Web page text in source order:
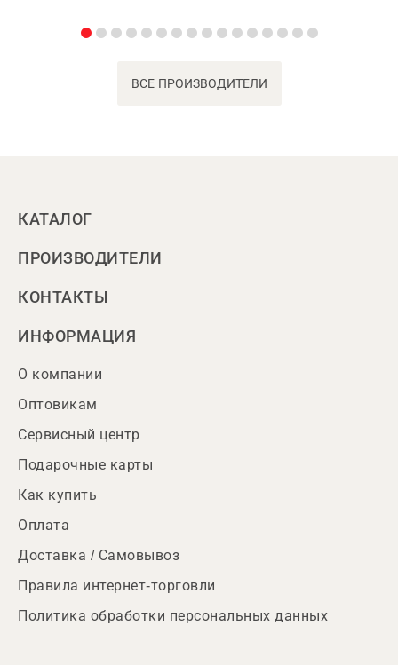
ВСЕ ПРОИЗВОДИТЕЛИ
КАТАЛОГ
ПРОИЗВОДИТЕЛИ
КОНТАКТЫ
ИНФОРМАЦИЯ
О компании
Оптовикам
Сервисный центр
Подарочные карты
Как купить
Оплата
Доставка / Самовывоз
Правила интернет-торговли
Политика обработки персональных данных